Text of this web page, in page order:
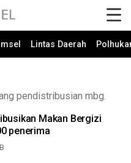
Lintas Daerah
pendistribusian mbg.
Makan Bergizi
penerima